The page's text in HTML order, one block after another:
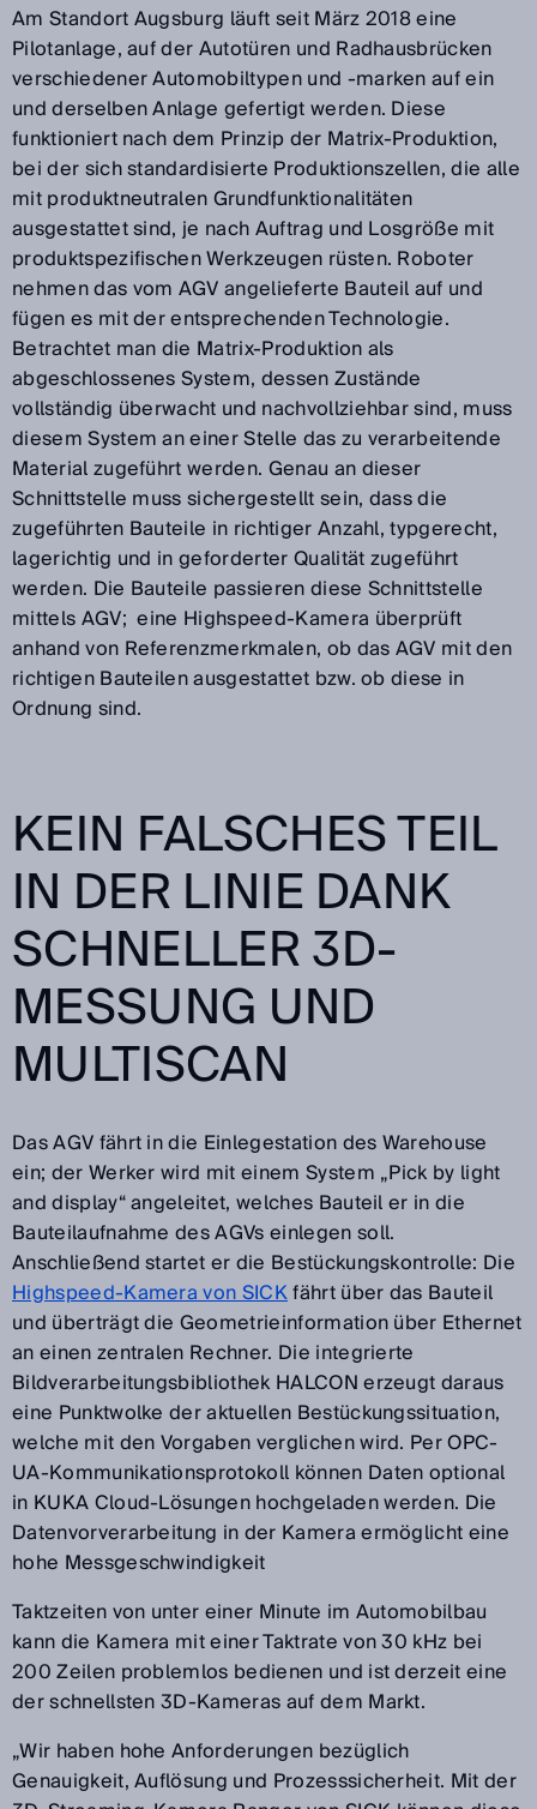
Am Standort Augsburg läuft seit März 2018 eine
Pilotanlage, auf der Autotüren und Radhausbrücken
verschiedener Automobiltypen und -marken auf ein
und derselben Anlage gefertigt werden. Diese
funktioniert nach dem Prinzip der Matrix-Produktion,
bei der sich standardisierte Produktionszellen, die alle
mit produktneutralen Grundfunktionalitäten
ausgestattet sind, je nach Auftrag und Losgröße mit
produktspezifischen Werkzeugen rüsten. Roboter
nehmen das vom AGV angelieferte Bauteil auf und
fügen es mit der entsprechenden Technologie.
Betrachtet man die Matrix-Produktion als
abgeschlossenes System, dessen Zustände
vollständig überwacht und nachvollziehbar sind, muss
diesem System an einer Stelle das zu verarbeitende
Material zugeführt werden. Genau an dieser
Schnittstelle muss sichergestellt sein, dass die
zugeführten Bauteile in richtiger Anzahl, typgerecht,
lagerichtig und in geforderter Qualität zugeführt
werden. Die Bauteile passieren diese Schnittstelle
mittels AGV; eine Highspeed-Kamera überprüft
anhand von Referenzmerkmalen, ob das AGV mit den
richtigen Bauteilen ausgestattet bzw. ob diese in
Ordnung sind.
KEIN FALSCHES TEIL
IN DER LINIE DANK
SCHNELLER 3D-
MESSUNG UND
MULTISCAN
Das AGV fährt in die Einlegestation des Warehouse
ein; der Werker wird mit einem System „Pick by light
and display“ angeleitet, welches Bauteil er in die
Bauteilaufnahme des AGVs einlegen soll.
Anschließend startet er die Bestückungskontrolle: Die
Highspeed-Kamera von SICKfährt über das Bauteil
und überträgt die Geometrieinformation über Ethernet
an einen zentralen Rechner. Die integrierte
Bildverarbeitungsbibliothek HALCON erzeugt daraus
eine Punktwolke der aktuellen Bestückungssituation,
welche mit den Vorgaben verglichen wird. Per OPC-
UA-Kommunikationsprotokoll können Daten optional
in KUKA Cloud-Lösungen hochgeladen werden. Die
Datenvorverarbeitung in der Kamera ermöglicht eine
hohe Messgeschwindigkeit
Taktzeiten von unter einer Minute im Automobilbau
kann die Kamera mit einer Taktrate von 30 kHz bei
200 Zeilen problemlos bedienen und ist derzeit eine
der schnellsten 3D-Kameras auf dem Markt.
„Wir haben hohe Anforderungen bezüglich
Genauigkeit, Auflösung und Prozesssicherheit. Mit der